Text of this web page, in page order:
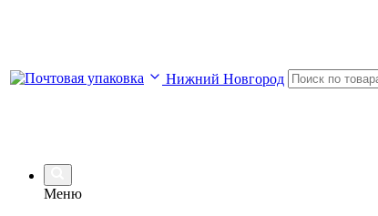
Нижний Новгород
Меню